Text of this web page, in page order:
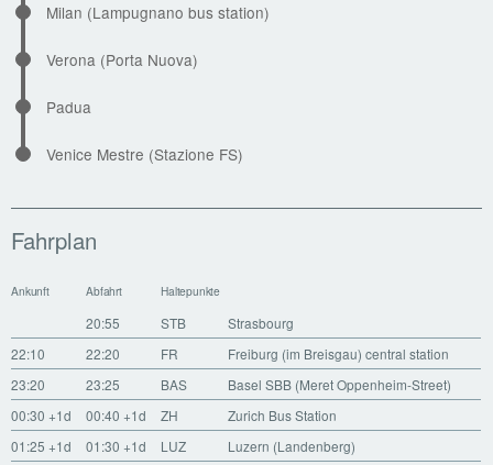
Milan (Lampugnano bus station)
Verona (Porta Nuova)
Padua
Venice Mestre (Stazione FS)
Fahrplan
Ankunft Abfahrt Haltepunkte
20:55 STB
Strasbourg
22:10
22:20 FR
Freiburg (im Breisgau) central station
23:20
23:25 BAS
Basel SBB (Meret Oppenheim-Street)
00:30+1d 00:40+1d ZH
Zurich Bus Station
01:25+1d 01:30+1d LUZ
Luzern (Landenberg)